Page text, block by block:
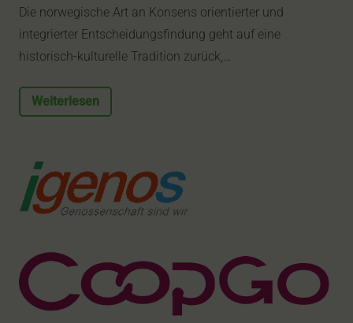
Die norwegische Art an Konsens orientierter und
integrierter Entscheidungsfindung geht auf eine
historisch-kulturelle Tradition zurück,…
Weiterlesen